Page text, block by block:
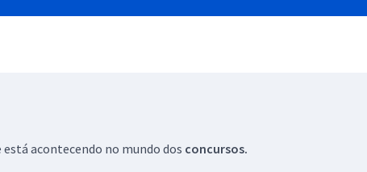
acontecendo no mundo dos concursos.